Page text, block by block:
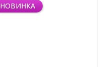
НОВИНКА